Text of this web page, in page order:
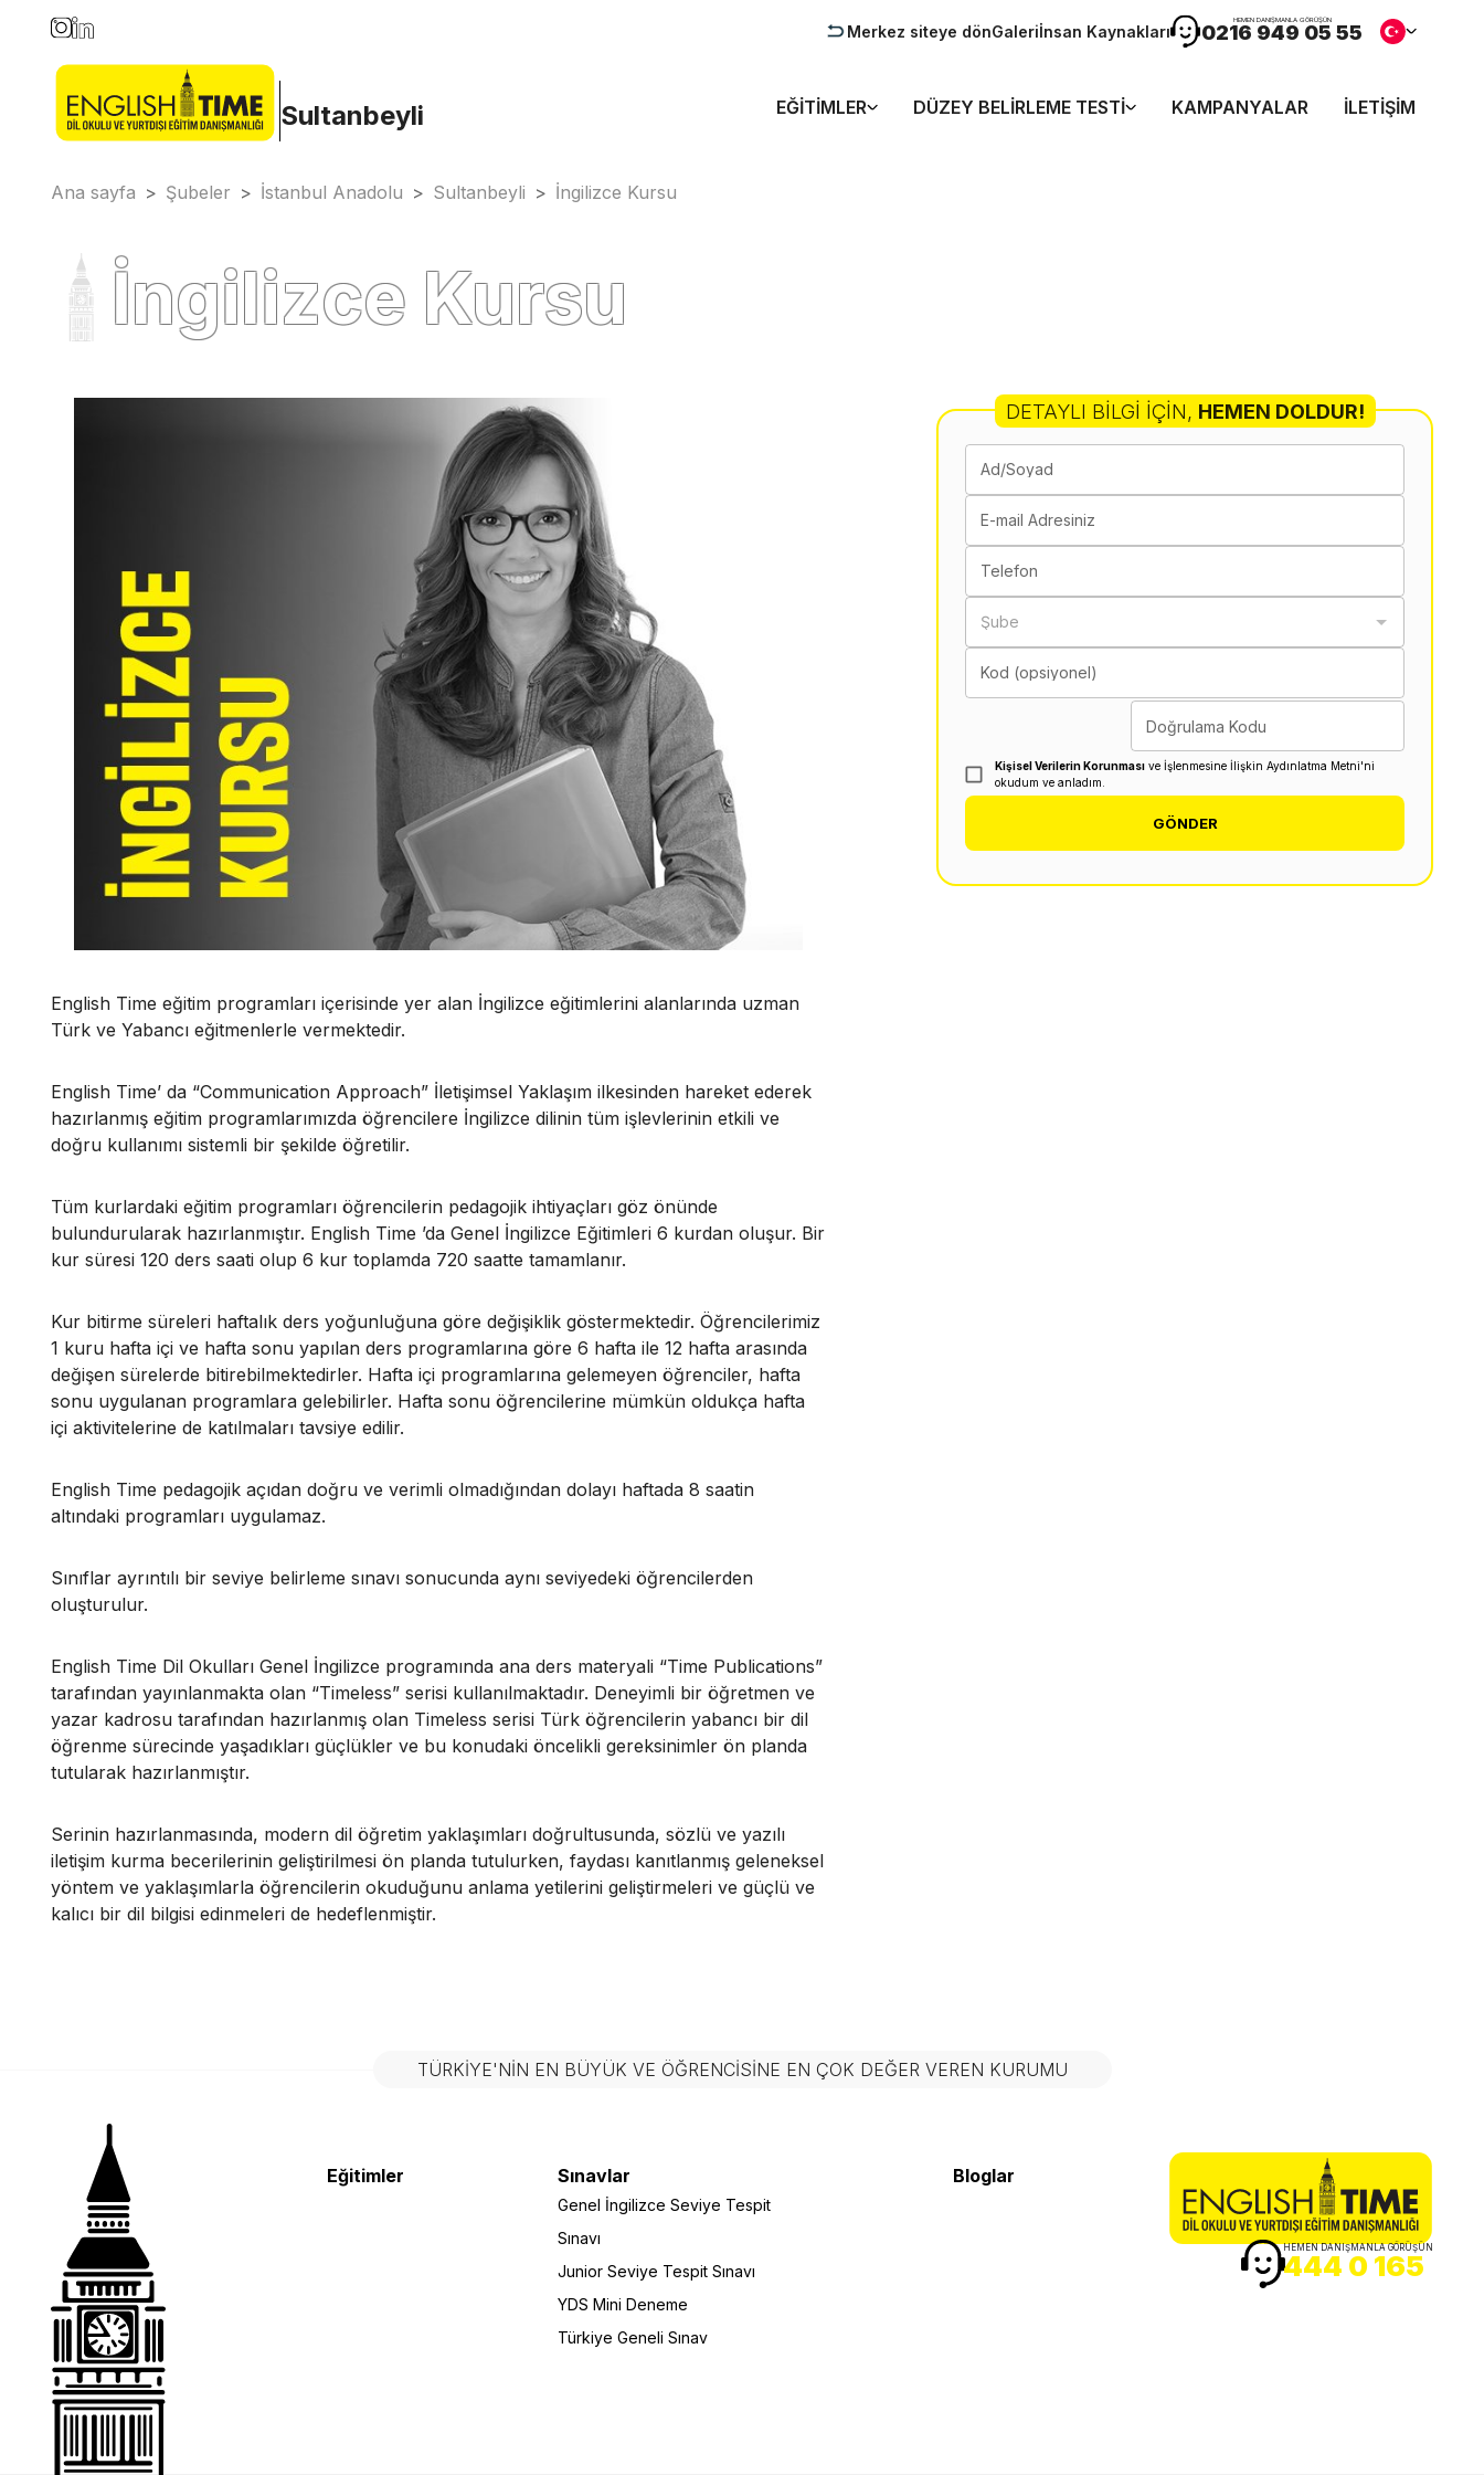
Merkez siteye dönGaleriİnsan Kaynakları
HEMEN DANIŞMANLA GÖRÜŞÜN
0216 949 05 55
Sultanbeyli EĞITIMLER DÜZEY BELIRLEME TESTI KAMPANYALAR İLETIŞIM
Ana sayfa > Şubeler > İstanbul Anadolu > Sultanbeyli > İngilizce Kursu
İngilizce Kursu
English Time eğitim programları içerisinde yer alan İngilizce eğitimlerini alanlarında uzman
Türk ve Yabancı eğitmenlerle vermektedir.
English Time’ da “Communication Approach” İletişimsel Yaklaşım ilkesinden hareket ederek
hazırlanmış eğitim programlarımızda öğrencilere İngilizce dilinin tüm işlevlerinin etkili ve
doğru kullanımı sistemli bir şekilde öğretilir.
Tüm kurlardaki eğitim programları öğrencilerin pedagojik ihtiyaçları göz önünde
bulundurularak hazırlanmıştır. English Time ’da Genel İngilizce Eğitimleri 6 kurdan oluşur. Bir
kur süresi 120 ders saati olup 6 kur toplamda 720 saatte tamamlanır.
Kur bitirme süreleri haftalık ders yoğunluğuna göre değişiklik göstermektedir. Öğrencilerimiz
1 kuru hafta içi ve hafta sonu yapılan ders programlarına göre 6 hafta ile 12 hafta arasında
değişen sürelerde bitirebilmektedirler. Hafta içi programlarına gelemeyen öğrenciler, hafta
sonu uygulanan programlara gelebilirler. Hafta sonu öğrencilerine mümkün oldukça hafta
içi aktivitelerine de katılmaları tavsiye edilir.
English Time pedagojik açıdan doğru ve verimli olmadığından dolayı haftada 8 saatin
altındaki programları uygulamaz.
Sınıflar ayrıntılı bir seviye belirleme sınavı sonucunda aynı seviyedeki öğrencilerden
oluşturulur.
English Time Dil Okulları Genel İngilizce programında ana ders materyali “Time Publications”
tarafından yayınlanmakta olan “Timeless” serisi kullanılmaktadır. Deneyimli bir öğretmen ve
yazar kadrosu tarafından hazırlanmış olan Timeless serisi Türk öğrencilerin yabancı bir dil
öğrenme sürecinde yaşadıkları güçlükler ve bu konudaki öncelikli gereksinimler ön planda
tutularak hazırlanmıştır.
Serinin hazırlanmasında, modern dil öğretim yaklaşımları doğrultusunda, sözlü ve yazılı
iletişim kurma becerilerinin geliştirilmesi ön planda tutulurken, faydası kanıtlanmış geleneksel
yöntem ve yaklaşımlarla öğrencilerin okuduğunu anlama yetilerini geliştirmeleri ve güçlü ve
kalıcı bir dil bilgisi edinmeleri de hedeflenmiştir.
DETAYLI BILGI İÇIN, HEMEN DOLDUR!
Ad/Soyad
E-mail Adresiniz
Telefon
Şube
Kod (opsiyonel)
Doğrulama Kodu
Kişisel Verilerin Korunması ve İşlenmesine İlişkin Aydınlatma Metni'ni
okudum ve anladım.
GÖNDER
TÜRKIYE'NIN EN BÜYÜK VE ÖĞRENCISINE EN ÇOK DEĞER VEREN KURUMU
Eğitimler Sınavlar
Genel İngilizce Seviye Tespit
Sınavı
Junior Seviye Tespit Sınavı
YDS Mini Deneme
Türkiye Geneli Sınav
Bloglar
HEMEN DANIŞMANLA GÖRÜŞÜN
444 0 165